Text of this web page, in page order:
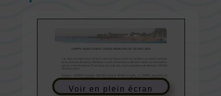
Voir en plein écran